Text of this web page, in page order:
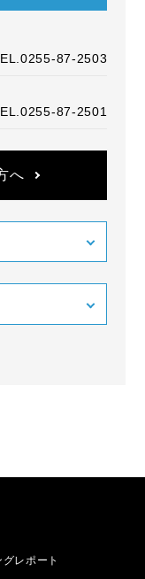
87-2503
87-2501
へ
グレポート